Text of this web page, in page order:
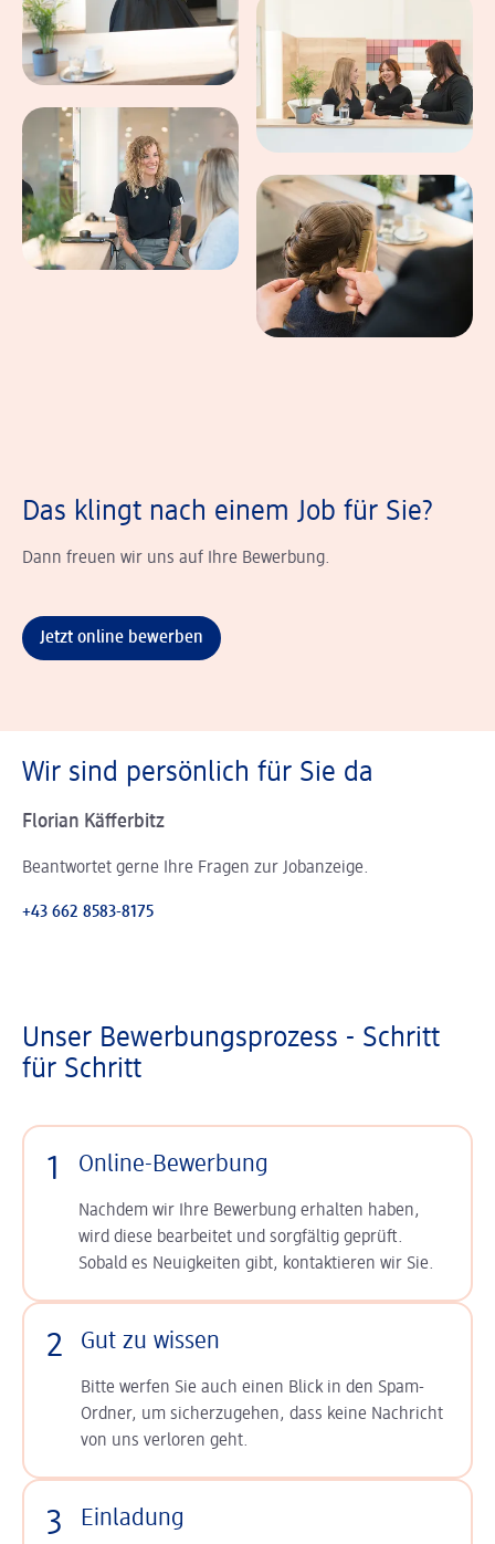
Das klingt nach einem Job für Sie?
Dann freuen wir uns auf Ihre Bewerbung.
Jetzt online bewerben
Wir sind persönlich für Sie da
Florian Käfferbitz
Beantwortet gerne Ihre Fragen zur Jobanzeige.
+43 662 8583-8175
Unser Bewerbungsprozess - Schritt
für Schritt
1 Online-Bewerbung
Nachdem wir Ihre Bewerbung erhalten haben,
wird diese bearbeitet und sorgfältig geprüft.
Sobald es Neuigkeiten gibt, kontaktieren wir Sie.
2 Gut zu wissen
Bitte werfen Sie auch einen Blick in den Spam-
Ordner, um sicherzugehen, dass keine Nachricht
von uns verloren geht.
3 Einladung